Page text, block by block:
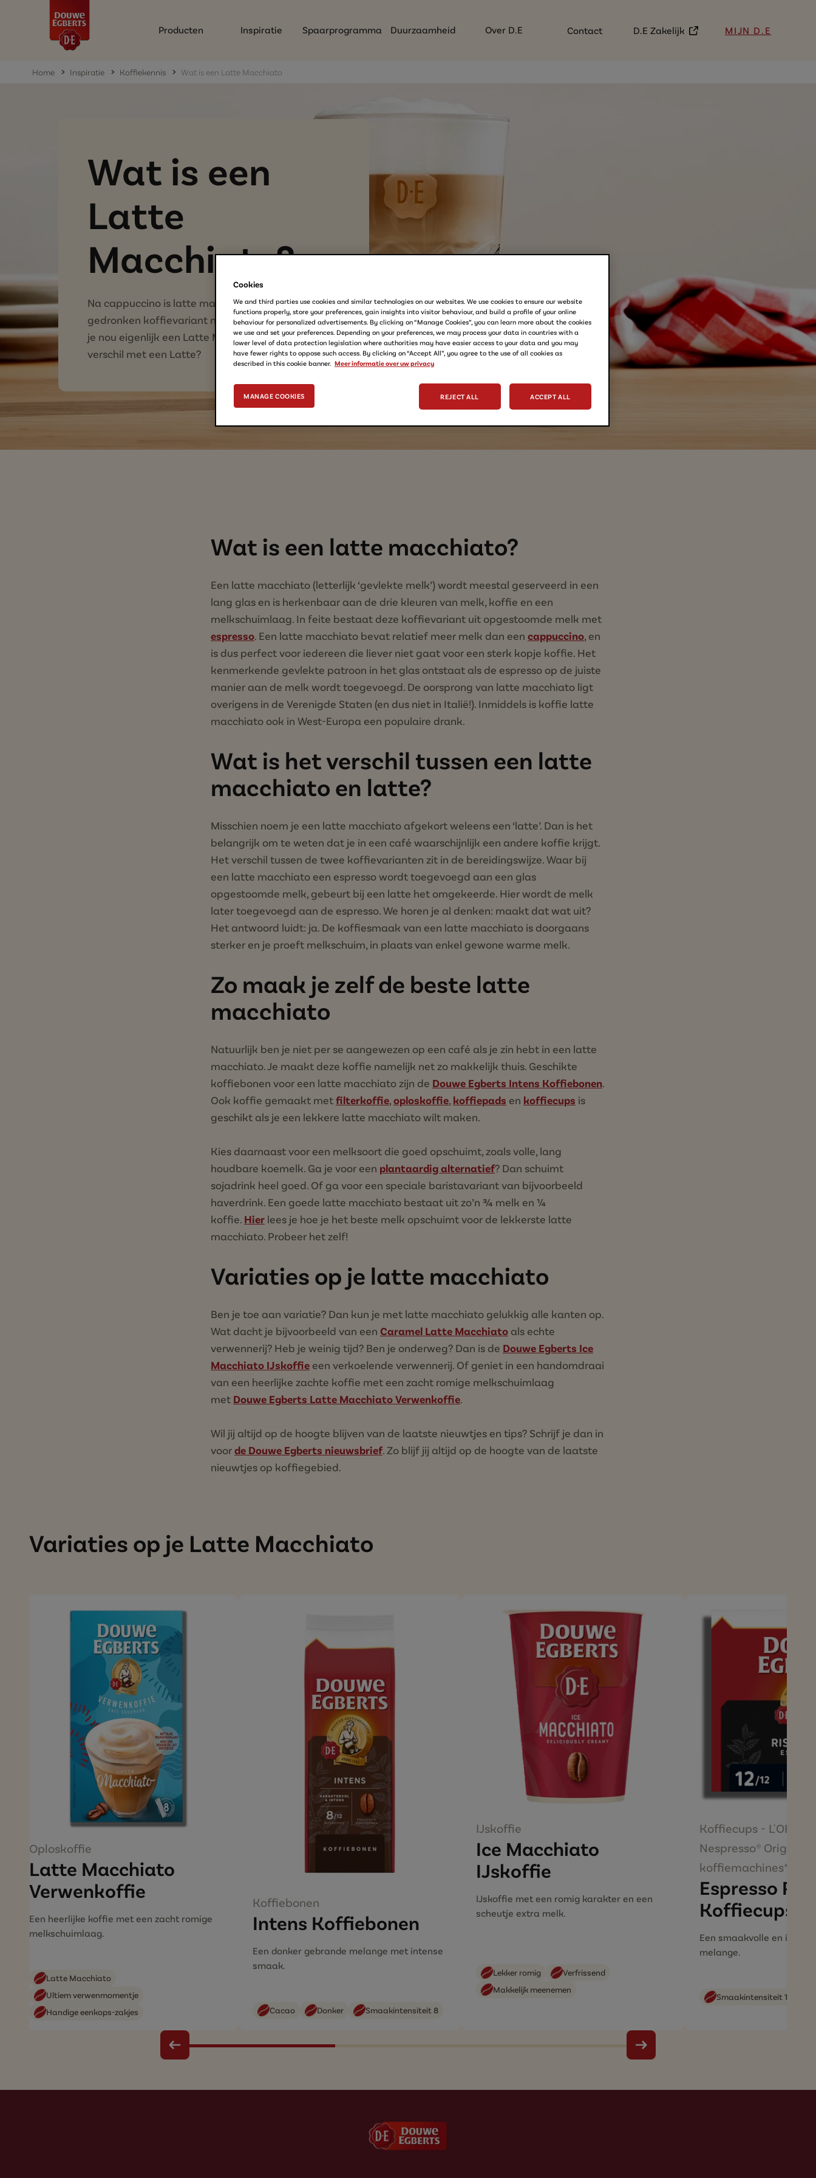
Producten Inspiratie Spaarprogramma Duurzaamheid Over D.E Contact D.E Zakelijk(External link)MIJN D.E
Home Inspiratie Koffiekennis Wat is een Latte Macchiato
Wat is een
Latte
Macchiato?
Na cappuccino is latte macchiato de meest
gedronken koffievariant met melk. Maar hoe maak
je nou eigenlijk een Latte Macchiato? En wat is het
verschil met een Latte?
Wat is een latte macchiato?
Een latte macchiato (letterlijk ‘gevlekte melk’) wordt meestal geserveerd in een
lang glas en is herkenbaar aan de drie kleuren van melk, koffie en een
melkschuimlaag. In feite bestaat deze koffievariant uit opgestoomde melk met
espresso. Een latte macchiato bevat relatief meer melk dan een cappuccino, en
is dus perfect voor iedereen die liever niet gaat voor een sterk kopje koffie. Het
kenmerkende gevlekte patroon in het glas ontstaat als de espresso op de juiste
manier aan de melk wordt toegevoegd. De oorsprong van latte macchiato ligt
overigens in de Verenigde Staten (en dus niet in Italië!). Inmiddels is koffie latte
macchiato ook in West-Europa een populaire drank.
Wat is het verschil tussen een latte
macchiato en latte?
Misschien noem je een latte macchiato afgekort weleens een ‘latte’. Dan is het
belangrijk om te weten dat je in een café waarschijnlijk een andere koffie krijgt.
Het verschil tussen de twee koffievarianten zit in de bereidingswijze. Waar bij
een latte macchiato een espresso wordt toegevoegd aan een glas
opgestoomde melk, gebeurt bij een latte het omgekeerde. Hier wordt de melk
later toegevoegd aan de espresso. We horen je al denken: maakt dat wat uit?
Het antwoord luidt: ja. De koffiesmaak van een latte macchiato is doorgaans
sterker en je proeft melkschuim, in plaats van enkel gewone warme melk.
Zo maak je zelf de beste latte
macchiato
Natuurlijk ben je niet per se aangewezen op een café als je zin hebt in een latte
macchiato. Je maakt deze koffie namelijk net zo makkelijk thuis. Geschikte
koffiebonen voor een latte macchiato zijn de Douwe Egberts Intens Koffiebonen.
Ook koffie gemaakt metfilterkoffie,oploskoffie, koffiepads en koffiecups is
geschikt als je een lekkere latte macchiato wilt maken.
Kies daarnaast voor een melksoort die goed opschuimt, zoals volle, lang
houdbare koemelk. Ga je voor een plantaardig alternatief? Dan schuimt
sojadrink heel goed. Of ga voor een speciale baristavariant van bijvoorbeeld
haverdrink. Een goede latte macchiato bestaat uit zo’n ¾ melk en ¼
koffie. Hier lees je hoe je het beste melk opschuimt voor de lekkerste latte
macchiato. Probeer het zelf!
Variaties op je latte macchiato
Ben je toe aan variatie? Dan kun je met latte macchiato gelukkig alle kanten op.
Wat dacht je bijvoorbeeld van een Caramel Latte Macchiato als echte
verwennerij? Heb je weinig tijd? Ben je onderweg? Dan is de Douwe Egberts Ice
Macchiato IJskoffie een verkoelende verwennerij. Of geniet in een handomdraai
van een heerlijke zachte koffie met een zacht romige melkschuimlaag
met Douwe Egberts Latte Macchiato Verwenkoffie.
Wil jij altijd op de hoogte blijven van de laatste nieuwtjes en tips? Schrijf je dan in
voorde Douwe Egberts nieuwsbrief. Zo blijf jij altijd op de hoogte van de laatste
nieuwtjes op koffiegebied.
Variaties op je Latte Macchiato
Oploskoffie
Latte Macchiato
Verwenkoffie
Een heerlijke koffie met een zacht romige
melkschuimlaag.
Latte Macchiato
Ultiem verwenmomentje
Handige eenkops-zakjes
Koffiebonen
Intens Koffiebonen
Een donker gebrande melange met intense
smaak.
Cacao Donker Smaakintensiteit 8
IJskoffie
Ice Macchiato
IJskoffie
IJskoffie met een romig karakter en een
scheutje extra melk.
Lekker romig
Verfrissend
Makkelijk meenemen
Koffiecups - L'OR
Nespresso® Original
koffiemachines*
Espresso
Koffiecups
Een smaakvolle en
melange.
Smaakintensiteit 12
Cookies
We and third parties use cookies and similar technologies on our websites. We use cookies to ensure our website
functions properly, store your preferences, gain insights into visitor behaviour, and build a profile of your online
behaviour for personalized advertisements. By clicking on “Manage Cookies”, you can learn more about the cookies
we use and set your preferences. Depending on your preferences, we may process your data in countries with a
lower level of data protection legislation where authorities may have easier access to your data and you may
have fewer rights to oppose such access. By clicking on “Accept All”, you agree to the use of all cookies as
described in this cookie banner. Meer informatie over uw privacy
MANAGE COOKIES REJECT ALL ACCEPT ALL